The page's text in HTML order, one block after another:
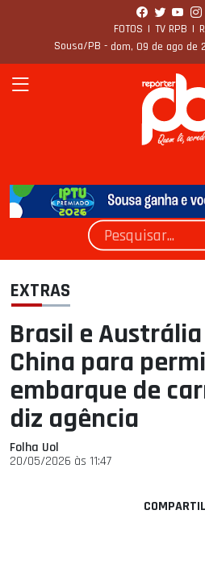
FOTOS | TV RPB |
Sousa/PB - dom, 09 de ago de
EXTRAS
Brasil e
China para
embarque de
diz agência
Folha Uol
20/05/2026 às 11:47